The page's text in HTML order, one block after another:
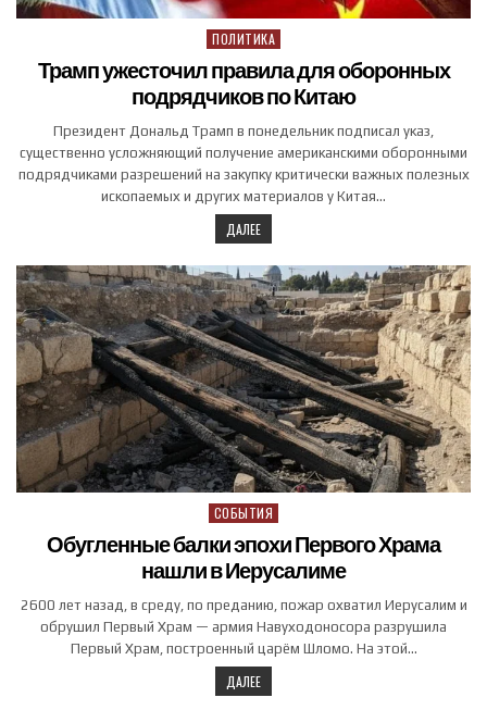
Posted in
ПОЛИТИКА
Трамп ужесточил правила для оборонных
подрядчиков по Китаю
Президент Дональд Трамп в понедельник подписал указ,
существенно усложняющий получение американскими оборонными
подрядчиками разрешений на закупку критически важных полезных
ископаемых и других материалов у Китая…
ДАЛЕЕ
Posted in
СОБЫТИЯ
Обугленные балки эпохи Первого Храма
нашли в Иерусалиме
2600 лет назад, в среду, по преданию, пожар охватил Иерусалим и
обрушил Первый Храм — армия Навуходоносора разрушила
Первый Храм, построенный царём Шломо. На этой…
ДАЛЕЕ